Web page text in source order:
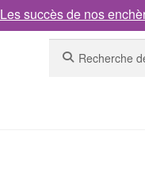
Les succès de nos